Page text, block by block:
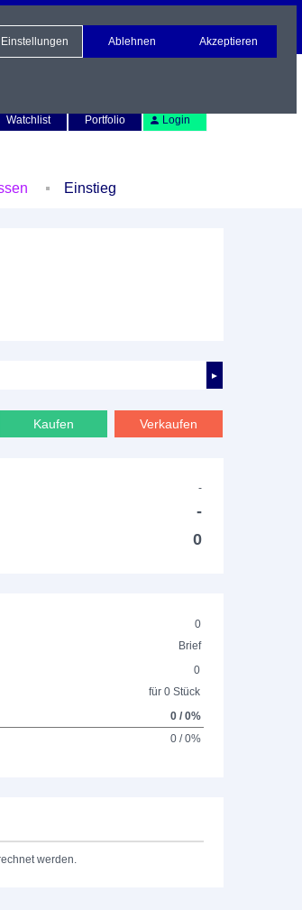
Watchlist Portfolio Login
Einstieg
►
Verkaufen
Kaufen
-
-
0
0
Brief
0
für 0 Stück
0 / 0%
0 / 0%
werden.
Einstellungen Ablehnen Akzeptieren